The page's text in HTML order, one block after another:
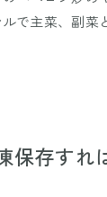
で主菜、副菜
保存すれ